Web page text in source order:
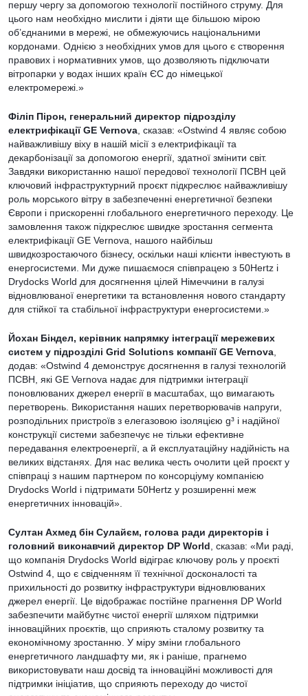
першу чергу за допомогою технології постійного струму. Для
цього нам необхідно мислити і діяти ще більшою мірою
об’єднаними в мережі, не обмежуючись національними
кордонами. Однією з необхідних умов для цього є створення
правових і нормативних умов, що дозволяють підключати
вітропарки у водах інших країн ЄС до німецької
електромережі.»
Філіп Пірон, генеральний директор підрозділу
електрифікації GE Vernova , сказав: «Ostwind 4 являє собою
найважливішу віху в нашій місії з електрифікації та
декарбонізації за допомогою енергії, здатної змінити світ.
Завдяки використанню нашої передової технології ПСВН цей
ключовий інфраструктурний проєкт підкреслює найважливішу
роль морського вітру в забезпеченні енергетичної безпеки
Європи і прискоренні глобального енергетичного переходу. Це
замовлення також підкреслює швидке зростання сегмента
електрифікації GE Vernova, нашого найбільш
швидкозростаючого бізнесу, оскільки наші клієнти інвестують в
енергосистеми. Ми дуже пишаємося співпрацею з 50Hertz і
Drydocks World для досягнення цілей Німеччини в галузі
відновлюваної енергетики та встановлення нового стандарту
для стійкої та стабільної інфраструктури енергосистеми.»
Йохан Біндел, керівник напрямку інтеграції мережевих
систем у підрозділі Grid Solutions компанії GE Vernova
додав: «Ostwind 4 демонструє досягнення в галузі технологій
ПСВН, які GE Vernova надає для підтримки інтеграції
поновлюваних джерел енергії в масштабах, що вимагають
перетворень. Використання наших перетворювачів напруги,
розподільних пристроїв з елегазовою ізоляцією g³ і надійної
конструкції системи забезпечує не тільки ефективне
передавання електроенергії, а й експлуатаційну надійність на
великих відстанях. Для нас велика честь очолити цей проєкт у
співпраці з нашим партнером по консорціуму компанією
Drydocks World і підтримати 50Hertz у розширенні меж
енергетичних інновацій».
Султан Ахмед бін Сулайєм, голова ради директорів і
головний виконавчий директор DP World , сказав: «Ми раді,
що компанія Drydocks World відіграє ключову роль у проєкті
Ostwind 4, що є свідченням її технічної досконалості та
прихильності до розвитку інфраструктури відновлюваних
джерел енергії. Це відображає постійне прагнення DP World
забезпечити майбутнє чистої енергії шляхом підтримки
інноваційних проєктів, що сприяють сталому розвитку та
економічному зростанню. У міру зміни глобального
енергетичного ландшафту ми, як і раніше, прагнемо
використовувати наш досвід та інноваційні можливості для
підтримки ініціатив, що сприяють переходу до чистої